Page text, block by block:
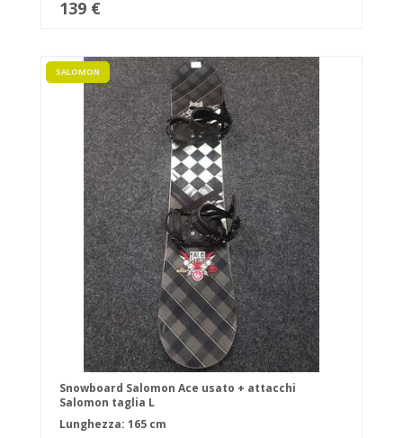
139 €
SALOMON
Snowboard Salomon Ace usato + attacchi
Salomon taglia L
Lunghezza: 165 cm